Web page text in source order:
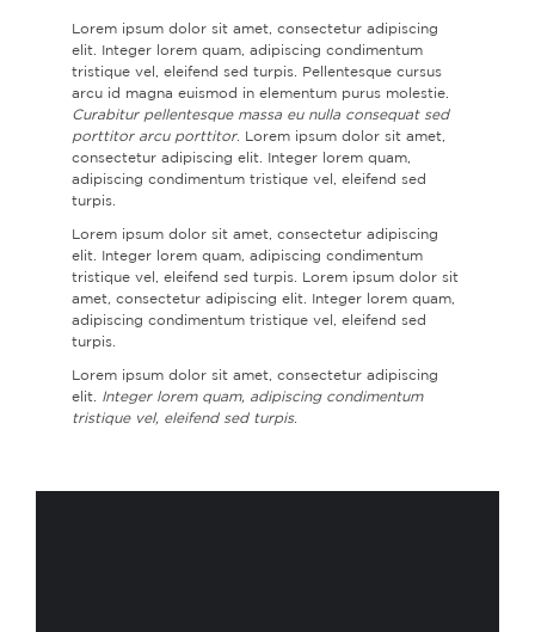
Lorem ipsum dolor sit amet, consectetur adipiscing
elit. Integer lorem quam, adipiscing condimentum
tristique vel, eleifend sed turpis. Pellentesque cursus
arcu id magna euismod in elementum purus molestie.
Curabitur pellentesque massa eu nulla consequat sed
porttitor arcu porttitor. Lorem ipsum dolor sit amet,
consectetur adipiscing elit. Integer lorem quam,
adipiscing condimentum tristique vel, eleifend sed
turpis.
Lorem ipsum dolor sit amet, consectetur adipiscing
elit. Integer lorem quam, adipiscing condimentum
tristique vel, eleifend sed turpis. Lorem ipsum dolor sit
amet, consectetur adipiscing elit. Integer lorem quam,
adipiscing condimentum tristique vel, eleifend sed
turpis.
Lorem ipsum dolor sit amet, consectetur adipiscing
elit. Integer lorem quam, adipiscing condimentum
tristique vel, eleifend sed turpis.